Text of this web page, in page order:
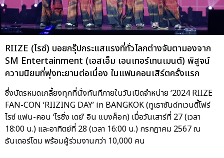
RIIZE (ไรซ์) บอยกรุ๊ปกระแสแรงที่ทั่วโลกต่างจับตามองจาก
SM Entertainment (เอสเอ็ม เอนเทอร์เทนเมนต์) พิสูจน์
ความนิยมที่พุ่งทะยานต่อเนื่อง ในแฟนคอนเสิร์ตครั้งแรก
ซึ่งบัตรหมดเกลี้ยงทุกที่นั่งทันทีภายในวันเปิดจำหน่าย ‘2024 RIIZE
FAN-CON ‘RIIZING DAY’ in BANGKOK (ทูเธาซันด์ทเวนตี้โฟร์
ไรซ์ แฟน-คอน ‘ไรซิ่ง เดย์’ อิน แบงค็อก) เมื่อวันเสาร์ที่ 27 (เวลา
18:00 น.) และอาทิตย์ที่ 28 (เวลา 16:00 น.) กรกฎาคม 2567 ณ
ธันเดอร์โดม พร้อมผู้ร่วมงานกว่า 10,000 คน